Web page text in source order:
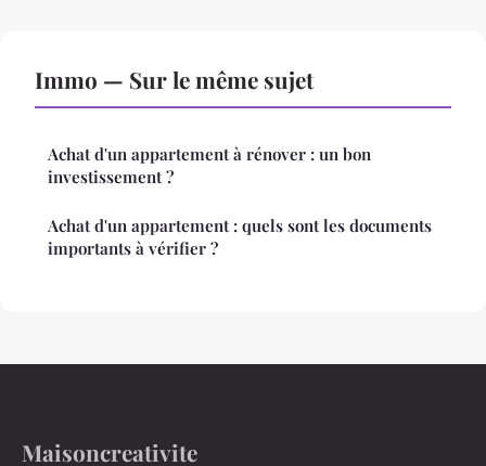
Immo — Sur le même sujet
Achat d'un appartement à rénover : un bon
investissement ?
Achat d'un appartement : quels sont les documents
importants à vérifier ?
Maisoncreativite